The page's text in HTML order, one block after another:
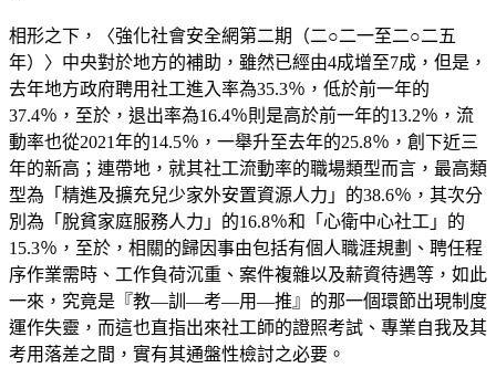
相形之下，〈強化社會安全網第二期（二○二一至二○二五
年）〉中央對於地方的補助，雖然已經由4成增至7成，但是，
去年地方政府聘用社工進入率為35.3％，低於前一年的
37.4％，至於，退出率為16.4％則是高於前一年的13.2％，流
動率也從2021年的14.5％，一舉升至去年的25.8％，創下近三
年的新高；連帶地，就其社工流動率的職場類型而言，最高類
型為「精進及擴充兒少家外安置資源人力」的38.6％，其次分
別為「脫貧家庭服務人力」的16.8％和「心衛中心社工」的
15.3％，至於，相關的歸因事由包括有個人職涯規劃、聘任程
序作業需時、工作負荷沉重、案件複雜以及薪資待遇等，如此
一來，究竟是『教—訓—考—用—推』的那一個環節出現制度
運作失靈，而這也直指出來社工師的證照考試、專業自我及其
考用落差之間，實有其通盤性檢討之必要。